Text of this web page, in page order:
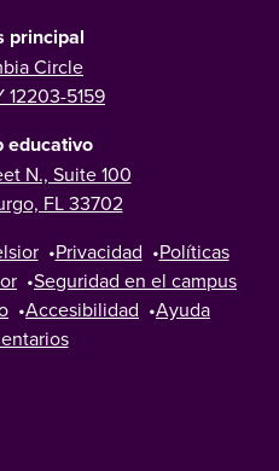
principal
Circle
12203-5159
educativo
N., Suite 100
FL 33702
•Privacidad •Políticas
•Seguridad en el campus
•Accesibilidad •Ayuda